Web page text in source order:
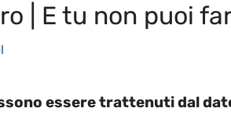
| E tu non puoi
essere trattenuti dal